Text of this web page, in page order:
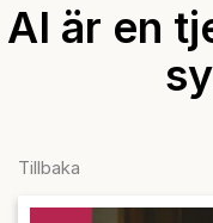
AI är en
Tillbaka